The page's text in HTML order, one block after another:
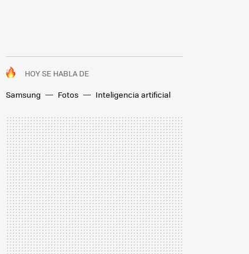
HOY SE HABLA DE
Samsung
Fotos Inteligencia artificial